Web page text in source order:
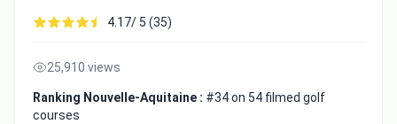
4.17/ 5 (35)
25,910 views
Ranking Nouvelle-Aquitaine : #34 on 54 filmed golf
courses